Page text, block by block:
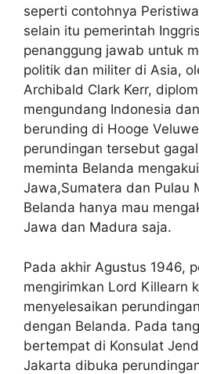
seperti contohnya
selain itu pemerintah
penanggung jawab untuk
politik dan militer di Asia,
Archibald Clark Kerr,
mengundang Indonesia
berunding di Hooge
perundingan tersebut
meminta Belanda
Jawa,Sumatera dan Pulau
Belanda hanya mau
Jawa dan Madura saja.
Pada akhir Agustus 1946,
mengirimkan Lord Killearn
menyelesaikan
dengan Belanda. Pada
bertempat di Konsulat
Jakarta dibuka